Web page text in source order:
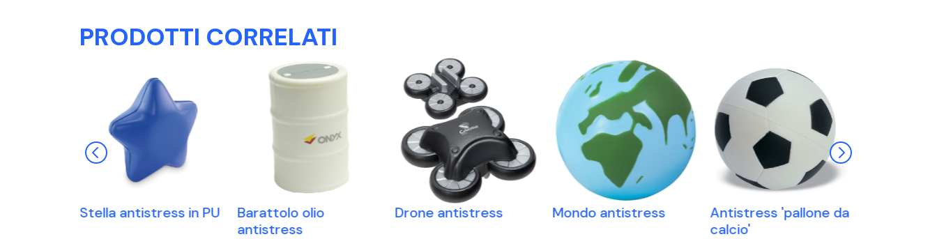
PRODOTTI CORRELATI
Stella antistress in PU
Barattolo olio
antistress
Drone antistress Mondo antistress
Antistress 'pallone da
calcio'